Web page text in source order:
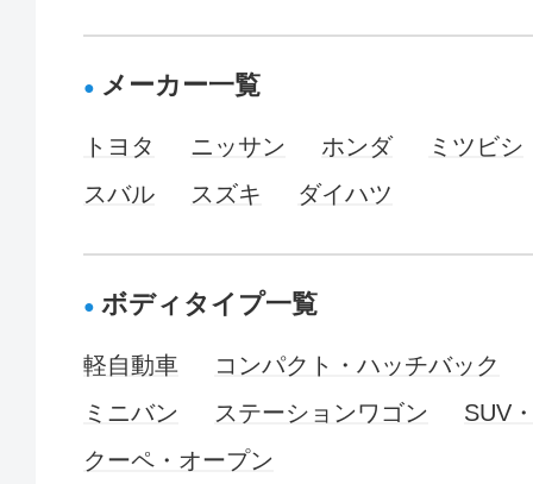
メーカー一覧
トヨタ ニッサン ホンダ
ミツビシ
スバル
スズキ ダイハツ
ボディタイプ一覧
軽自動車
コンパクト・ハッチバック
ミニバン
ステーションワゴン
SUV
クーペ・オープン